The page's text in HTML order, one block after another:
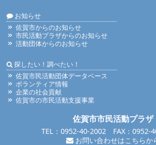
お知らせ
佐賀市からのお知らせ
市民活動プラザからのお知らせ
活動団体からのお知らせ
探したい！調べたい！
佐賀市民活動団体データベース
ボランティア情報
企業の社会貢献
佐賀市の市民活動支援事業
佐賀市市民活動プラザ
TEL：0952-40-2002 FAX：0952-
お問い合わせはこちらか